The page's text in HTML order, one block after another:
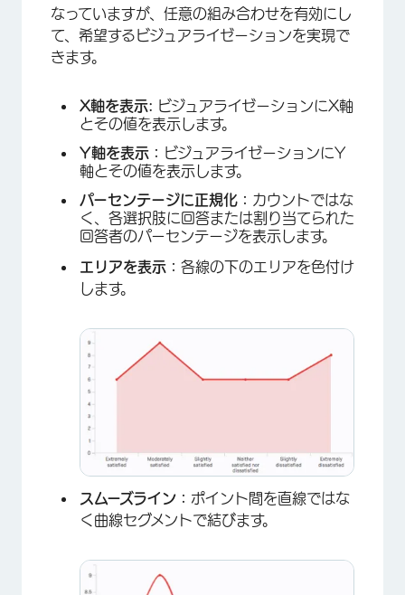
なっていますが、任意の組み合わせを有効にし
て、希望するビジュアライゼーションを実現で
きます。
X軸を表示: ビジュアライゼーションにX軸
とその値を表示します。
Y軸を表示：
ビジュアライゼーションにY
軸とその値を表示します。
パーセンテージに正規化： カウントではな
く、各選択肢に回答または割り当てられた
回答者のパーセンテージを表示します。
エリアを表示： 各線の下のエリアを色付け
します。
スムーズライン： ポイント間を直線ではな
く曲線セグメントで結びます。